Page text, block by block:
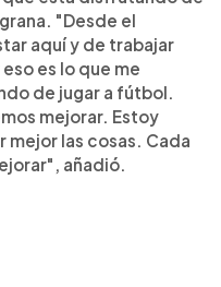
"Desde el
aquí y de trabajar
es lo que me
de jugar a fútbol.
mejorar. Estoy
las cosas. Cada
añadió.